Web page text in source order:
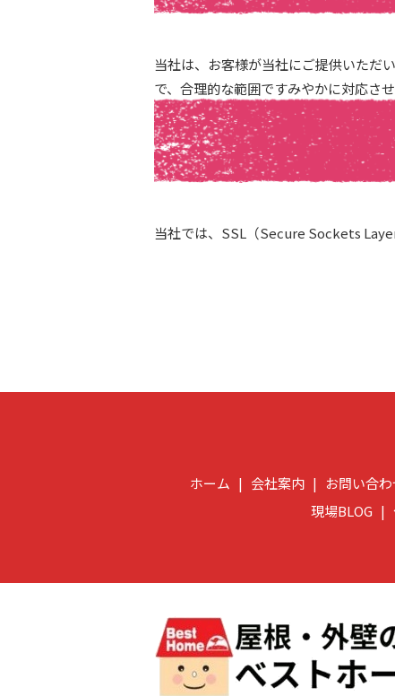
当社は、お客様が当社にご提供いただ
で、合理的な範囲ですみやかに対応させ
当社では、SSL（Secure Sockets
ホーム 会社案内 お問い合
現場BLOG